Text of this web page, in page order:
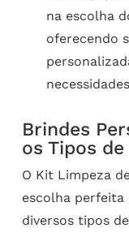
na escolha
oferecendo
Brindes
os Tipos
O Kit Limpeza
escolha perfeita
diversos tipos